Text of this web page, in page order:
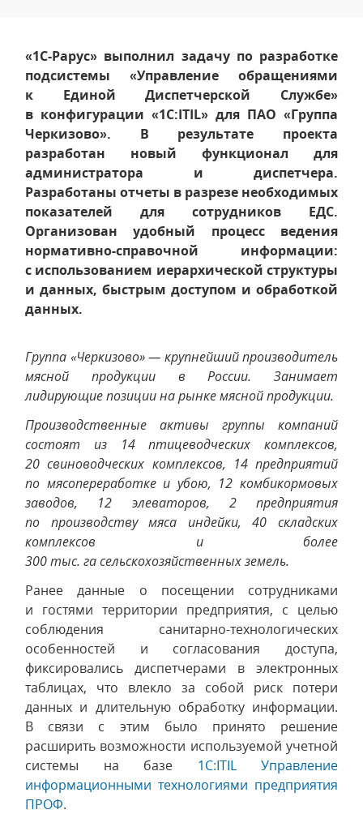
«1С-Рарус» выполнил задачу по разработке
подсистемы «Управление обращениями
к Единой Диспетчерской Службе»
в конфигурации «1С:ITIL» для ПАО «Группа
Черкизово». В результате проекта
разработан новый функционал для
администратора и диспетчера.
Разработаны отчеты в разрезе необходимых
показателей для сотрудников ЕДС.
Организован удобный процесс ведения
нормативно-справочной информации:
с использованием иерархической структуры
и данных, быстрым доступом и обработкой
данных.
Группа «Черкизово» — крупнейший производитель
мясной продукции в России. Занимает
лидирующие позиции на рынке мясной продукции.
Производственные активы группы компаний
состоят из 14 птицеводческих комплексов,
20 свиноводческих комплексов, 14 предприятий
по мясопереработке и убою, 12 комбикормовых
заводов, 12 элеваторов, 2 предприятия
по производству мяса индейки, 40 складских
комплексов и более
300 тыс. га сельскохозяйственных земель.
Ранее данные о посещении сотрудниками
и гостями территории предприятия, с целью
соблюдения санитарно-технологических
особенностей и согласования доступа,
фиксировались диспетчерами в электронных
таблицах, что влекло за собой риск потери
данных и длительную обработку информации.
В связи с этим было принято решение
расширить возможности используемой учетной
системы на базе 1С:ITIL Управление
информационными технологиями предприятия
ПРОФ.